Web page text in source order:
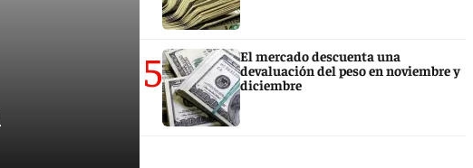
5
El mercado descuenta una
devaluación del peso en noviembre y
diciembre